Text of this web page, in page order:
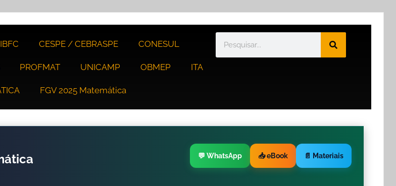
CESPE / CEBRASPE CONESUL
PROFMAT UNICAMP OBMEP ITA
FGV 2025 Matemática
💬 WhatsApp 📥 eBook 📄 Materiais